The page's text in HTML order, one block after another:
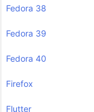
Fedora 38
Fedora 39
Fedora 40
Firefox
Flutter